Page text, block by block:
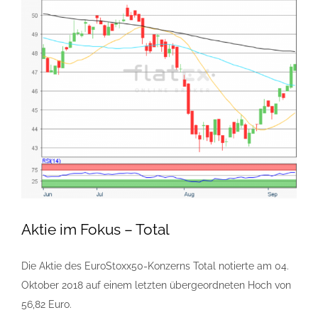
Aktie im Fokus – Total
Die Aktie des EuroStoxx50-Konzerns Total notierte am 04.
Oktober 2018 auf einem letzten übergeordneten Hoch von
56,82 Euro.